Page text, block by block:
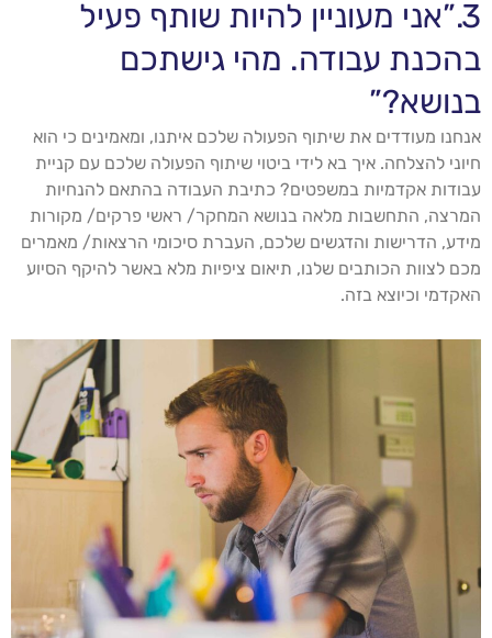
3.”אני מעוניין להיות שותף פעיל
בהכנת עבודה. מהי גישתכם
בנושא?”
אנחנו מעודדים את שיתוף הפעולה שלכם איתנו, ומאמינים כי הוא
חיוני להצלחה. איך בא לידי ביטוי שיתוף הפעולה שלכם עם קניית
עבודות אקדמיות במשפטים? כתיבת העבודה בהתאם להנחיות
המרצה, התחשבות מלאה בנושא המחקר/ ראשי פרקים/ מקורות
מידע, הדרישות והדגשים שלכם, העברת סיכומי הרצאות/ מאמרים
מכם לצוות הכותבים שלנו, תיאום ציפיות מלא באשר להיקף הסיוע
האקדמי וכיוצא בזה.